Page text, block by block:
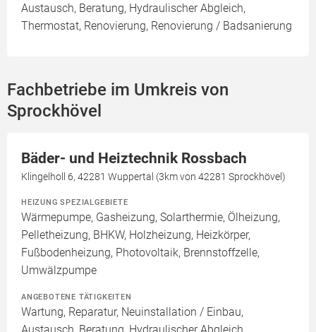
Austausch, Beratung, Hydraulischer Abgleich,
Thermostat, Renovierung, Renovierung / Badsanierung
Fachbetriebe im Umkreis von
Sprockhövel
Bäder- und Heiztechnik Rossbach
Klingelholl 6, 42281 Wuppertal (3km von 42281 Sprockhövel)
HEIZUNG SPEZIALGEBIETE
Wärmepumpe, Gasheizung, Solarthermie, Ölheizung,
Pelletheizung, BHKW, Holzheizung, Heizkörper,
Fußbodenheizung, Photovoltaik, Brennstoffzelle,
Umwälzpumpe
ANGEBOTENE TÄTIGKEITEN
Wartung, Reparatur, Neuinstallation / Einbau,
Austausch, Beratung, Hydraulischer Abgleich,